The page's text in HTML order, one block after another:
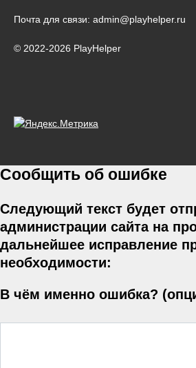
Почта для связи: admin@playhelper.ru
© 2022-2026 PlayHelper
Сообщить об ошибке
Следующий текст будет
администрации сайта на
дальнейшее исправление
необходимости:
В чём именно ошибка?